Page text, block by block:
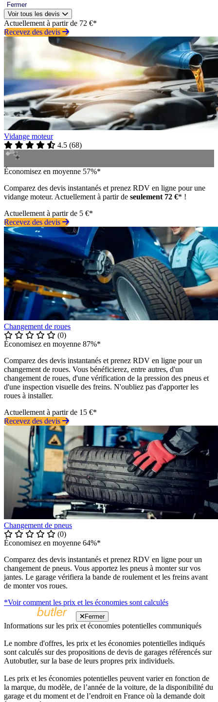
Fermer
Voir tous les devis
Actuellement à partir de 72 €*
Recevez des devis
Vidange moteur
4.5 (68)
Économisez en moyenne 57%*
Comparez des devis instantanés et prenez RDV en ligne pour une
vidange moteur. Actuellement à partir de seulement 72 €* !
Actuellement à partir de 5 €*
Recevez des devis
Changement de roues
(0)
Économisez en moyenne 87%*
Comparez des devis instantanés et prenez RDV en ligne pour un
changement de roues. Vous bénéficierez, entre autres, d'un
changement de roues, d'une vérification de la pression des pneus et
d'une inspection visuelle des freins. N'oubliez pas d'apporter les
roues à installer.
Actuellement à partir de 15 €*
Recevez des devis
Changement de pneus
(0)
Économisez en moyenne 64%*
Comparez des devis instantanés et prenez RDV en ligne pour un
changement de pneus. Vous apportez les pneus à monter sur vos
jantes. Le garage vérifiera la bande de roulement et les freins avant
de monter vos roues.
*Voir comment les prix et les économies sont calculés
Fermer
Informations sur les prix et économies potentielles communiqués
Le nombre d'offres, les prix et les économies potentielles indiqués
sont calculés sur des propositions de devis de garages référencés sur
Autobutler, sur la base de leurs propres prix individuels.
Les prix et les économies potentielles peuvent varier en fonction de
la marque, du modèle, de l’année de la voiture, de la disponibilité du
garage et du moment et de l’endroit en France où la demande doit